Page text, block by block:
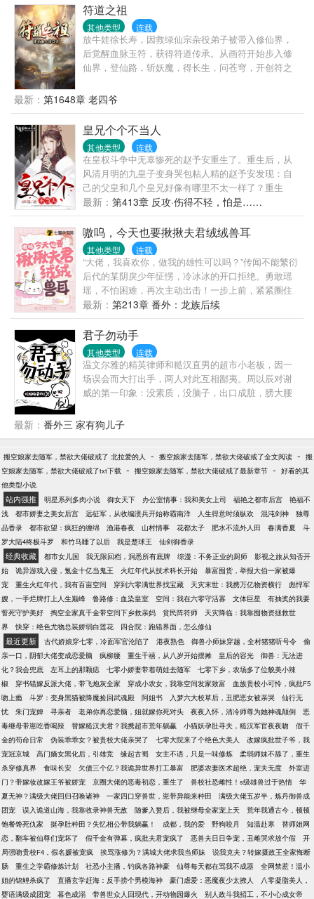
符道之祖
其他类型 连载
放牛娃徐长寿，因救绿仙宗杂役弟子被带入修仙界，
后觉醒血脉玉符，获得符道传承。从画符开始步入修
仙界，登仙路，斩妖魔，得长生，问苍穹，开创符之
最新： 第1648章 老四爷
皇兄个个不当人
其他类型 连载
在皇权斗争中无辜惨死的赵予安重生了。重生后，从
风清月明的九皇子变身哭包粘人精的赵予安发现：自
己的父皇和几个皇兄好像有哪里不太一样了？重生
前，大昭帝：“九皇子？朕记得，不过就是个宫女生的
孩子罢了！”重生后，大昭帝：“朕的皇子，你且动一下
试试！...
最新： 第413章 反攻·伤得不轻，怕是……
嗷呜，今天也要揪揪夫君绒绒兽耳
其他类型 连载
“大佬，我喜欢你，做我的雄性可以吗？”传闻不能繁衍
后代的某阴戾少年怔愣，冷冰冰的开口拒绝。勇敢瑶
瑶，不怕困难，再次主动出击！一步上前，紧紧圈住
美男腰，眼眶通红，可怜哭道，“呜呜，人家真的好喜
欢你，你好好看！”要做就做粘人的小妖精！必须和不
能生崽大佬焊死绑定！蓦的。大佬藏在身后的尾巴尖
尖颤了颤，毛茸茸的兽耳莫名朝后耸拉，竟当下把她
扛回家！大佬功能缺失，应该不会进小黑屋的吧
~？.......后来，望着一窝可爱的崽崽，成了蛮荒大地主
的云瑶也不知道当初谁信了谁的鬼话。
最新： 第213章 番外：龙族后续
君子勿动手
其他类型 连载
温文尔雅的精英律师和糙汉直男的超市小老板，因一
场误会而大打出手，两人对此互相鄙夷。周以辰对谢
威的第一印象：没素质，没脑子，出口成脏，膀大腰
狗玩意，装逼犯。打脸后的周以辰：猿臂蜂腰、真诚
敦厚、善良热心，还怪可爱的～打脸后的谢威：长的
于一场误会，相知于一次意外，相爱于一次次相伴。
性格迥然不同、经历大相径庭的两个人，打破命运的
最新： 番外三 家有狗儿子
搬空娘家去随军，禁欲大佬破戒了 北拉爱的人 - 搬空娘家去随军，禁欲大佬破戒了全文阅读 - 搬
空娘家去随军，禁欲大佬破戒了txt下载 - 搬空娘家去随军，禁欲大佬破戒了最新章节 - 好看的其
他类型小说
站内强推 明星系列多肉小说 御女天下 办公室情事：我和美女上司 福艳之都市后宫
艳福不
浅
都市娇妻之美女后宫 远征军，从收编溃兵开始称霸南洋 人生得意时须纵欢 混沌剑神
独尊
品香录
都市欲望：疯狂的缠绵 渔港春夜 山村情事 花都太子 肥水不流外人田 春满香夏
斗
罗大陆4终极斗罗
和竹马睡了以后 我是楚球王 仙剑御香录
经典收藏 都市女儿国 我无限回档，洞悉所有底牌 综漫：不务正业的厨师
影视之旅从知否开
始
诡异游戏入侵，氪金十亿当鬼王 火红年代从技术科长开始
暴富囤货，举报大伯一家被爆
宠
重生火红年代，我有百亩空间 穿到六零满世界找宝藏 天灾末世：我携万亿物资横行
彪悍军
嫂，一手烂牌打上人生巅峰
鲁路修：血染皇室 空间：我在六零守活寡 文体巨星
有抽奖的我要
誓死守护美好
掏空全家真千金带空间下乡救亲妈 贫民阵符师
天灾降临：我靠囤物资拯救世
界
快穿：绝色尤物总装娇弱白莲花 四合院：跑错界面，怎么修仙
最近更新 古代娇娘穿七零，冷面军官沦陷了 港夜熟色 御兽小师妹穿越，全村猪猪听号令
偷
亲一口，阴郁大佬变成恋爱脑
疯柳腰 重生千禧，从八岁开始摆摊 皇后的容光
御兽：无法进
化？我会兜底
左耳上的那颗痣 七零小娇妻带着萌娃去随军
七零下乡，农场多了位貌美小辣
椒
穿书错嫁反派大佬，带飞炮灰全家 穿成小农女，我靠空间发家致富
血族贵校小可怜，疯批F5
吻上瘾
斗罗：变身黑猫被降魔捡回武魂殿 阿姐书 入梦六大校草后，丑肥恶女被亲哭
仙行无
忧
朱门宠婢 寻亲者 老弟你再恋爱脑，姐就嫁你死对头 夜夜入怀，清冷师尊为她神魂颠倒
恶
毒继母带崽吃香喝辣
替嫁糙汉夫君？我携超市荒年躺赢 小猫妖孕肚寻夫，糙汉军官夜夜吻
假千
金的苟命日常
伪装乖乖女？被贵校大佬亲哭了 七零大院来了个绝色大美人
改嫁疯批世子爷，我
宠冠京城
高门嫡女黑化后，引雄竞 缘起古蜀 女主不语，只是一味修炼
柔弱师妹不舔了，重生
杀穿修真界
食味长安 欠债三个亿？我诡异世界打工暴富 肥婆农妻医术超绝，宠夫无度
外室进
门？带嫁妆改嫁王爷被娇宠
京圈大佬的恶毒初恋，重生了 兽校社恐雌性！s级雄兽过于热情
华
夏无神？满级大佬回归召唤诸神
一家四口穿兽世，崽带异能来种田
满级大佬五岁半，炼丹御兽成
团宠
误入诡道山海，我靠收录神兽无敌 随爹入赘后，我被继母全家宠上天
荒年我通古今，顿顿
饱餐馋死仇家
挺孕肚种田？失忆相公带我躺赢！ 成都，我的爱 野狗咬月 知温赴寒
替师姐网
恋，翻车被仙尊们宠坏了
假千金有弹幕，疯批夫君宠疯了 恶兽夫日日争宠，丑雌哭求放个假
开
局强吻贵校F4，假名媛被宠疯
挨骂涨修为？满城大佬求我当师妹
说我克夫？转嫁摄政王全家悔断
肠
重生之学霸修炼计划 社恐小主播，钓疯各路神豪 仙尊每天都在骂我不成器
全网禁惹！温小
姐的锦鲤杀疯了
直播玄学赶海：反手捞个男模海神 豪门虐爱：恶魔夜少太撩人
八零凝脂美人，
婴语满级成团宠
暮色成溺 带兽世众人回现代，开动物园爆火 别人政斗我招工，不小心成女帝